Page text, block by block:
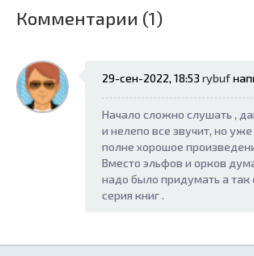
Комментарии (1)
29-сен-2022, 18:53 rybuf
Начало сложно слушать ,
и нелепо все звучит, но
полне хорошое
Вместо эльфов и орков
надо было придумать а так
серия книг .